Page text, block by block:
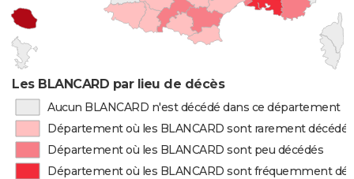
Les BLANCARD par lieu de décès
Aucun BLANCARD n'est décédé dans ce département
Département où les BLANCARD sont rarement décédés
Département où les BLANCARD sont peu décédés
Département où les BLANCARD sont fréquemment